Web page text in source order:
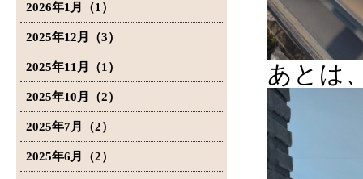
2026年1月（1）
2025年12月（3）
2025年11月（1）
2025年10月（2）
2025年7月（2）
2025年6月（2）
あとは